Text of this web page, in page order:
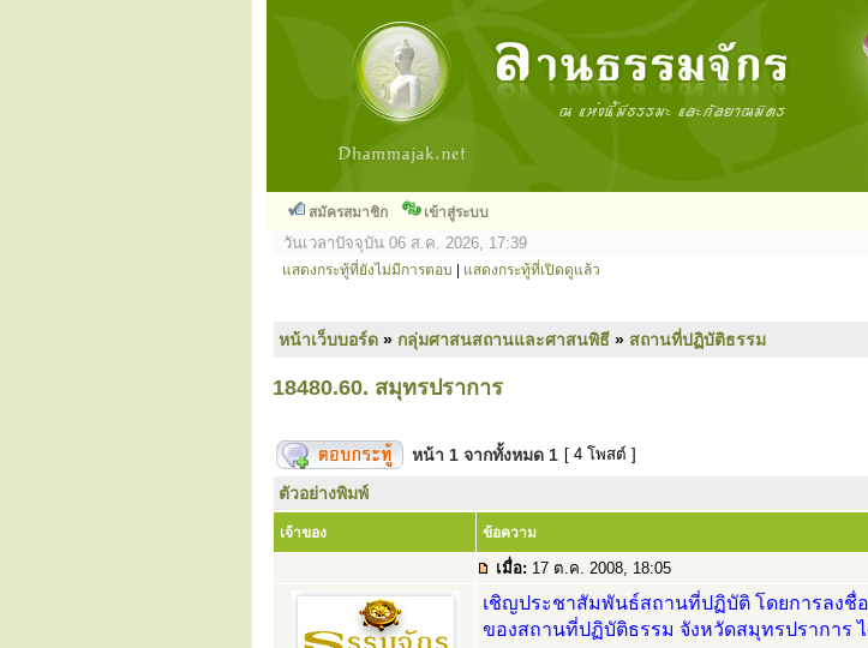
สมัครสมาชิก เข้าสู่ระบบ
วันเวลาปัจจุบัน 06 ส.ค. 2026, 17:39
แสดงกระทู้ที่ยังไม่มีการตอบ แสดงกระทู้ที่เปิดดูแล้ว
หน้าเว็บบอร์ด » กลุ่มศาสนสถานและศาสนพิธี » สถานที่ปฏิบัติธรรม
18480.60. สมุทรปราการ
หน้า 1 จากทั้งหมด 1 [ 4 โพสต์ ]
ตัวอย่างพิมพ์
เจ้าของ ข้อความ
เมื่อ: 17 ต.ค. 2008, 18:05
เชิญประชาสัมพันธ์สถานที่ปฏิบัติ โดยการลงชื่
ของสถานที่ปฏิบัติธรรม จังหวัดสมุทรปราการ ไ